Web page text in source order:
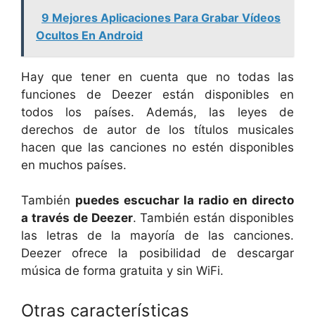
9 Mejores Aplicaciones Para Grabar Vídeos
Ocultos En Android
Hay que tener en cuenta que no todas las
funciones de Deezer están disponibles en
todos los países. Además, las leyes de
derechos de autor de los títulos musicales
hacen que las canciones no estén disponibles
en muchos países.
También puedes escuchar la radio en directo
a través de Deezer. También están disponibles
las letras de la mayoría de las canciones.
Deezer ofrece la posibilidad de descargar
música de forma gratuita y sin WiFi.
Otras características